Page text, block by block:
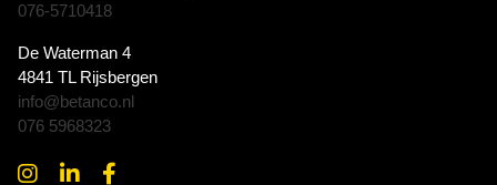
076-5710418
De Waterman 4
4841 TL Rijsbergen
info@betanco.nl
076 5968323